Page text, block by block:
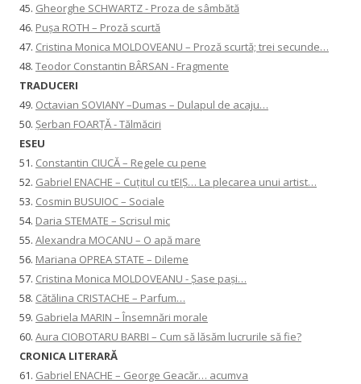
45. Gheorghe SCHWARTZ - Proza de sâmbătă
46. Pușa ROTH – Proză scurtă
47. Cristina Monica MOLDOVEANU – Proză scurtă; trei secunde…
48. Teodor Constantin BÂRSAN - Fragmente
TRADUCERI
49. Octavian SOVIANY –Dumas – Dulapul de acaju…
50. Șerban FOARȚĂ - Tălmăciri
ESEU
51. Constantin CIUCĂ – Regele cu pene
52. Gabriel ENACHE – Cuțitul cu tEIȘ… La plecarea unui artist…
53. Cosmin BUSUIOC – Sociale
54. Daria STEMATE – Scrisul mic
55. Alexandra MOCANU – O apă mare
56. Mariana OPREA STATE – Dileme
57. Cristina Monica MOLDOVEANU - Șase pași…
58. Cătălina CRISTACHE – Parfum…
59. Gabriela MARIN – Însemnări morale
60. Aura CIOBOTARU BARBI – Cum să lăsăm lucrurile să fie?
CRONICA LITERARĂ
61. Gabriel ENACHE – George Geacăr… acumva